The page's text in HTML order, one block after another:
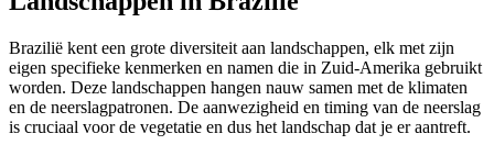
Brazilië kent een grote diversiteit aan landschappen, elk met zijn
eigen specifieke kenmerken en namen die in Zuid-Amerika gebruikt
worden. Deze landschappen hangen nauw samen met de klimaten
en de neerslagpatronen. De aanwezigheid en timing van de neerslag
is cruciaal voor de vegetatie en dus het landschap dat je er aantreft.